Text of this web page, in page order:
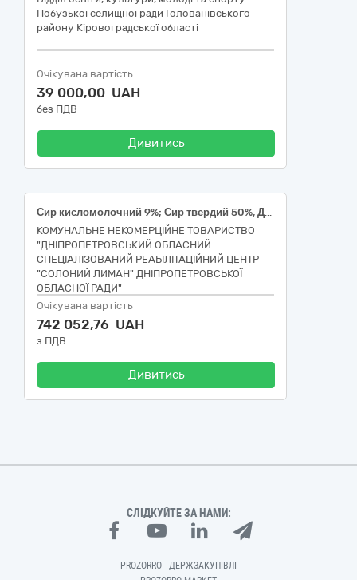
Побузької селищної ради Голованівського
району Кіровоградської області
Очікувана вартість
39 000,00 UAH
без ПДВ
Дивитись
Сир кисломолочний 9%; Сир твердий 50%, ДСТУ 6003/ДСТУ 4421
КОМУНАЛЬНЕ НЕКОМЕРЦІЙНЕ ТОВАРИСТВО
"ДНІПРОПЕТРОВСЬКИЙ ОБЛАСНИЙ
СПЕЦІАЛІЗОВАНИЙ РЕАБІЛІТАЦІЙНИЙ ЦЕНТР
"СОЛОНИЙ ЛИМАН" ДНІПРОПЕТРОВСЬКОЇ
ОБЛАСНОЇ РАДИ"
Очікувана вартість
742 052,76 UAH
з ПДВ
Дивитись
СЛІДКУЙТЕ ЗА НАМИ:
PROZORRO - ДЕРЖЗАКУПІВЛІ